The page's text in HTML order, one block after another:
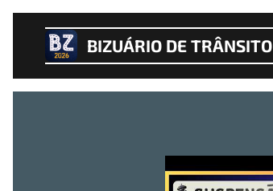
BIZUÁRIO DE TRÂNSITO